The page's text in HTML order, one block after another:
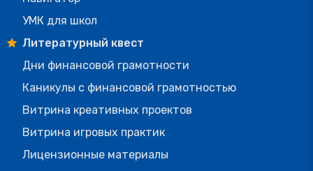
УМК для школ
Литературный квест
Дни финансовой грамотности
Каникулы с финансовой грамотностью
Витрина креативных проектов
Витрина игровых практик
Лицензионные материалы